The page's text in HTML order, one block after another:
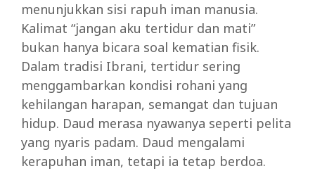
menunjukkan sisi rapuh iman manusia.
Kalimat “jangan aku tertidur dan mati”
bukan hanya bicara soal kematian fisik.
Dalam tradisi Ibrani, tertidur sering
menggambarkan kondisi rohani yang
kehilangan harapan, semangat dan tujuan
hidup. Daud merasa nyawanya seperti pelita
yang nyaris padam. Daud mengalami
kerapuhan iman, tetapi ia tetap berdoa.